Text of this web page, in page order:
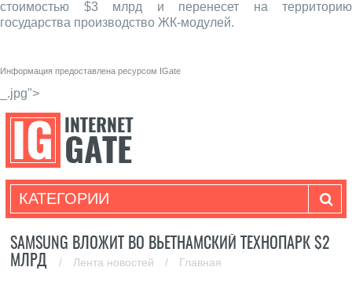
стоимостью $3 млрд и перенесет на территорию
государства производство ЖК-модулей.
Информация предоставлена ресурсом IGate
_.jpg">
КАТЕГОРИИ
SAMSUNG ВЛОЖИТ ВО ВЬЕТНАМСКИЙ ТЕХНОПАРК $2
МЛРД
/ Лента новостей / Главная